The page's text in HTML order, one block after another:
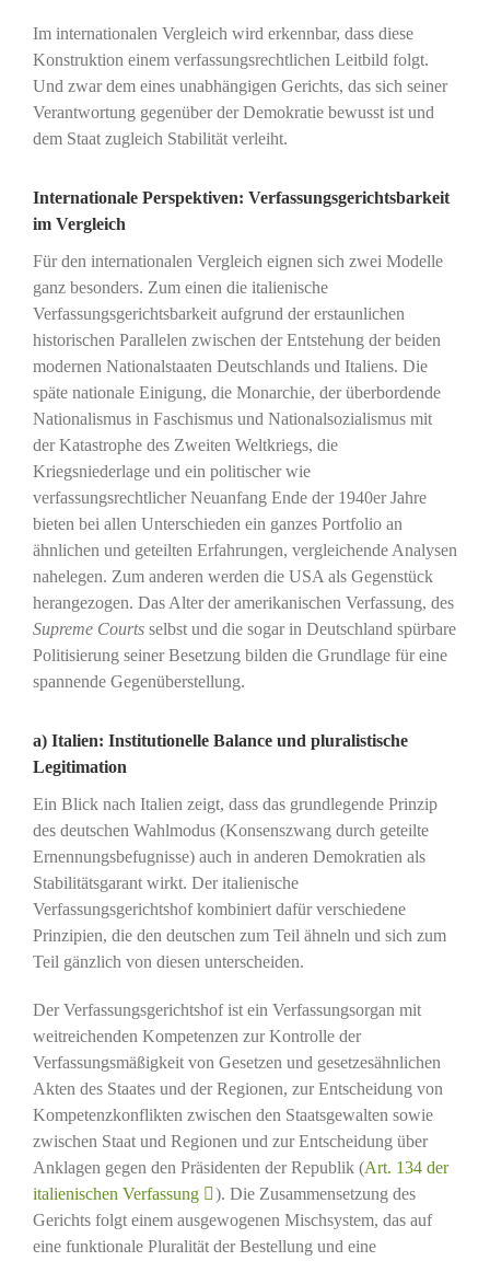
Im internationalen Vergleich wird erkennbar, dass diese
Konstruktion einem verfassungsrechtlichen Leitbild folgt.
Und zwar dem eines unabhängigen Gerichts, das sich seiner
Verantwortung gegenüber der Demokratie bewusst ist und
dem Staat zugleich Stabilität verleiht.
Internationale Perspektiven: Verfassungsgerichtsbarkeit
im Vergleich
Für den internationalen Vergleich eignen sich zwei Modelle
ganz besonders. Zum einen die italienische
Verfassungsgerichtsbarkeit aufgrund der erstaunlichen
historischen Parallelen zwischen der Entstehung der beiden
modernen Nationalstaaten Deutschlands und Italiens. Die
späte nationale Einigung, die Monarchie, der überbordende
Nationalismus in Faschismus und Nationalsozialismus mit
der Katastrophe des Zweiten Weltkriegs, die
Kriegsniederlage und ein politischer wie
verfassungsrechtlicher Neuanfang Ende der 1940er Jahre
bieten bei allen Unterschieden ein ganzes Portfolio an
ähnlichen und geteilten Erfahrungen, vergleichende Analysen
nahelegen. Zum anderen werden die USA als Gegenstück
herangezogen. Das Alter der amerikanischen Verfassung, des
Supreme Courtsselbst und die sogar in Deutschland spürbare
Politisierung seiner Besetzung bilden die Grundlage für eine
spannende Gegenüberstellung.
a) Italien: Institutionelle Balance und pluralistische
Legitimation
Ein Blick nach Italien zeigt, dass das grundlegende Prinzip
des deutschen Wahlmodus (Konsenszwang durch geteilte
Ernennungsbefugnisse) auch in anderen Demokratien als
Stabilitätsgarant wirkt. Der italienische
Verfassungsgerichtshof kombiniert dafür verschiedene
Prinzipien, die den deutschen zum Teil ähneln und sich zum
Teil gänzlich von diesen unterscheiden.
Der Verfassungsgerichtshof ist ein Verfassungsorgan mit
weitreichenden Kompetenzen zur Kontrolle der
Verfassungsmäßigkeit von Gesetzen und gesetzesähnlichen
Akten des Staates und der Regionen, zur Entscheidung von
Kompetenzkonflikten zwischen den Staatsgewalten sowie
zwischen Staat und Regionen und zur Entscheidung über
Anklagen gegen den Präsidenten der Republik (Art. 134 der
italienischen Verfassung
). Die Zusammensetzung des
Gerichts folgt einem ausgewogenen Mischsystem, das auf
eine funktionale Pluralität der Bestellung und eine